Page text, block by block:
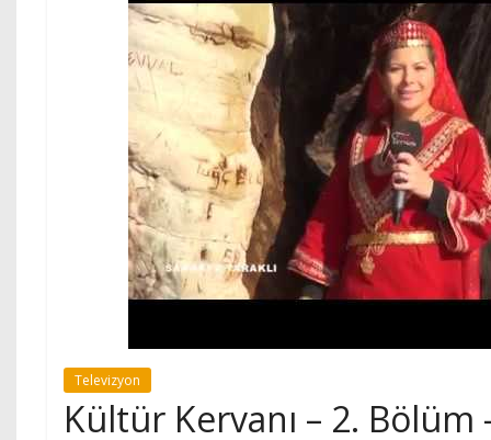
Televizyon
Kültür Kervanı – 2. Bölüm